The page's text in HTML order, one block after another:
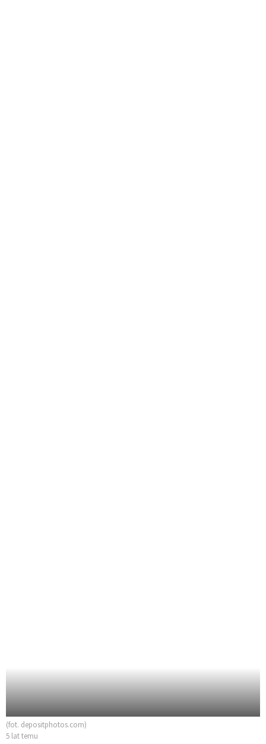
(fot. depositphotos.com)
5 lat temu